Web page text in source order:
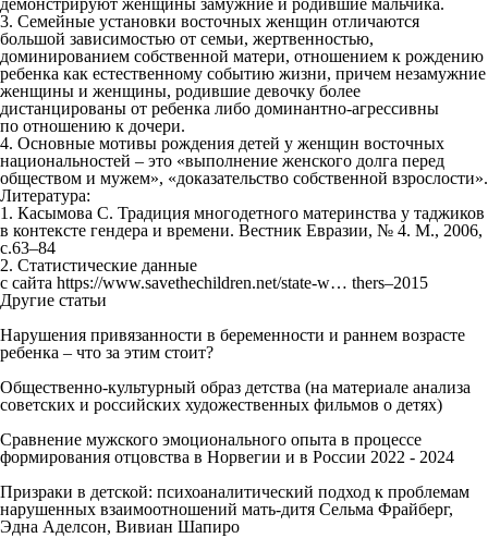
демонстрируют женщины замужние и родившие мальчика.
3. Семейные установки восточных женщин отличаются
большой зависимостью от семьи, жертвенностью,
доминированием собственной матери, отношением к рождению
ребенка как естественному событию жизни, причем незамужние
женщины и женщины, родившие девочку более
дистанцированы от ребенка либо доминантно-агрессивны
по отношению к дочери.
4. Основные мотивы рождения детей у женщин восточных
национальностей – это «выполнение женского долга перед
обществом и мужем», «доказательство собственной взрослости».
Литература:
1. Касымова С. Традиция многодетного материнства у таджиков
в контексте гендера и времени. Вестник Евразии, № 4. М., 2006,
с.63–84
2. Статистические данные
с сайта https://www.savethechildren.net/state-w… thers–2015
Другие статьи
Нарушения привязанности в беременности и раннем возрасте
ребенка – что за этим стоит?
Общественно-культурный образ детства (на материале анализа
советских и российских художественных фильмов о детях)
Сравнение мужского эмоционального опыта в процессе
формирования отцовства в Норвегии и в России 2022 - 2024
Призраки в детской: психоаналитический подход к проблемам
нарушенных взаимоотношений мать-дитя Сельма Фрайберг,
Эдна Аделсон, Вивиан Шапиро